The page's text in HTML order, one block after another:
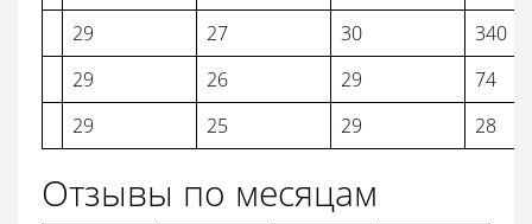
29 27 30
340
29
26 29
74
29
25 29 28
Отзывы по месяцам